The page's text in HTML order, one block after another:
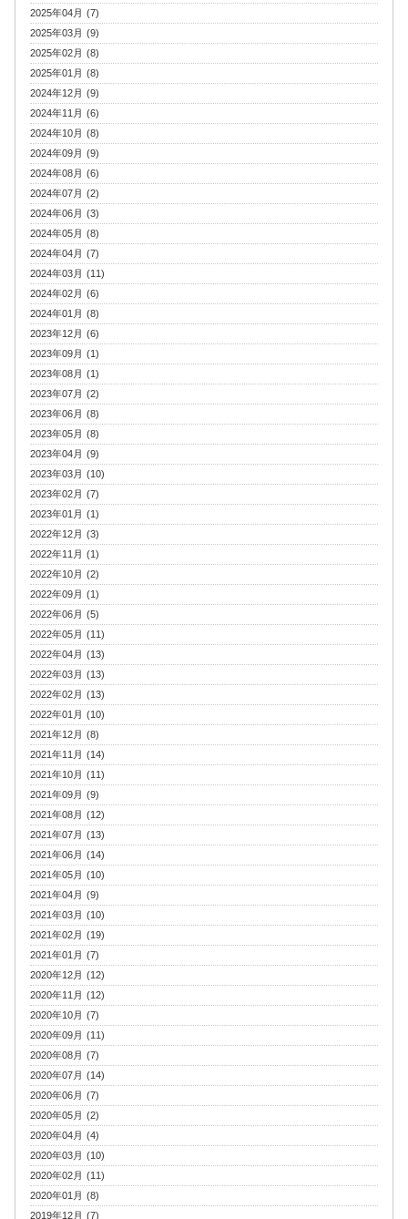
2025年04月 (7)
2025年03月 (9)
2025年02月 (8)
2025年01月 (8)
2024年12月 (9)
2024年11月 (6)
2024年10月 (8)
2024年09月 (9)
2024年08月 (6)
2024年07月 (2)
2024年06月 (3)
2024年05月 (8)
2024年04月 (7)
2024年03月 (11)
2024年02月 (6)
2024年01月 (8)
2023年12月 (6)
2023年09月 (1)
2023年08月 (1)
2023年07月 (2)
2023年06月 (8)
2023年05月 (8)
2023年04月 (9)
2023年03月 (10)
2023年02月 (7)
2023年01月 (1)
2022年12月 (3)
2022年11月 (1)
2022年10月 (2)
2022年09月 (1)
2022年06月 (5)
2022年05月 (11)
2022年04月 (13)
2022年03月 (13)
2022年02月 (13)
2022年01月 (10)
2021年12月 (8)
2021年11月 (14)
2021年10月 (11)
2021年09月 (9)
2021年08月 (12)
2021年07月 (13)
2021年06月 (14)
2021年05月 (10)
2021年04月 (9)
2021年03月 (10)
2021年02月 (19)
2021年01月 (7)
2020年12月 (12)
2020年11月 (12)
2020年10月 (7)
2020年09月 (11)
2020年08月 (7)
2020年07月 (14)
2020年06月 (7)
2020年05月 (2)
2020年04月 (4)
2020年03月 (10)
2020年02月 (11)
2020年01月 (8)
2019年12月 (7)